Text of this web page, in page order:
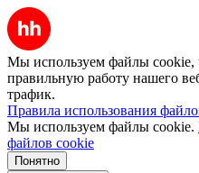
Мы используем файлы cookie,
правильную работу нашего
трафик.
Правила использования
Мы используем файлы cookie.
файлов cookie
Понятно